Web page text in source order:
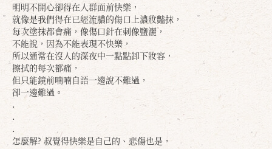
明明不開心卻得在人群面前快樂，
就像是我們得在已經流膿的傷口上濃妝豔抹，
每次塗抹都會痛，像傷口針在刺像鹽灑，
不能說，因為不能表現不快樂，
所以通常在沒人的深夜中一點點卸下妝容，
擦拭的每次都痛，
但只能鏡前喃喃自語一邊說不難過，
卻一邊難過。
.
.
.
怎麼解? 叔覺得快樂是自己的、悲傷也是，